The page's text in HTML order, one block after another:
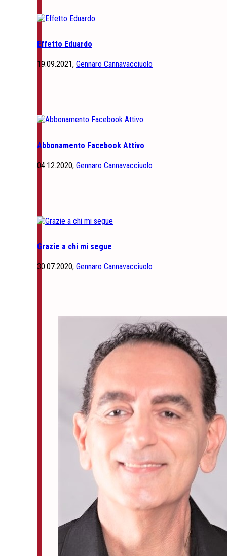
Effetto Eduardo
19.09.2021, Gennaro Cannavacciuolo
Abbonamento Facebook Attivo
04.12.2020, Gennaro Cannavacciuolo
Grazie a chi mi segue
30.07.2020, Gennaro Cannavacciuolo